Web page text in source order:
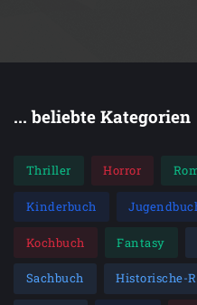
... beliebte Kategorien
Thriller Horror
Kinderbuch
Kochbuch Fantasy
Sachbuch Historische-